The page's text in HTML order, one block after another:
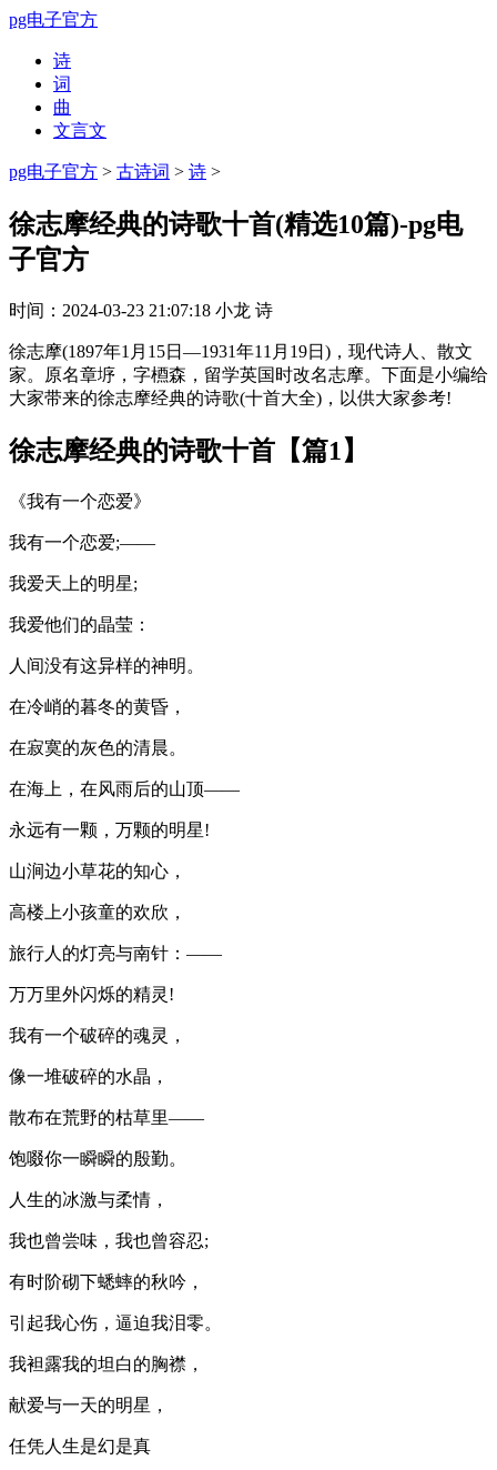
pg电子官方
诗
词
曲
文言文
pg电子官方 > 古诗词 > 诗 >
徐志摩经典的诗歌十首(精选10篇)-pg电
子官方
时间： 2024-03-23 21:07:18 小龙 诗
徐志摩(1897年1月15日—1931年11月19日)，现代诗人、散文
家。原名章垿，字槱森，留学英国时改名志摩。下面是小编给
大家带来的徐志摩经典的诗歌(十首大全)，以供大家参考!
徐志摩经典的诗歌十首【篇1】
《我有一个恋爱》
我有一个恋爱;——
我爱天上的明星;
我爱他们的晶莹：
人间没有这异样的神明。
在冷峭的暮冬的黄昏，
在寂寞的灰色的清晨。
在海上，在风雨后的山顶——
永远有一颗，万颗的明星!
山涧边小草花的知心，
高楼上小孩童的欢欣，
旅行人的灯亮与南针：——
万万里外闪烁的精灵!
我有一个破碎的魂灵，
像一堆破碎的水晶，
散布在荒野的枯草里——
饱啜你一瞬瞬的殷勤。
人生的冰激与柔情，
我也曾尝味，我也曾容忍;
有时阶砌下蟋蟀的秋吟，
引起我心伤，逼迫我泪零。
我袒露我的坦白的胸襟，
献爱与一天的明星，
任凭人生是幻是真